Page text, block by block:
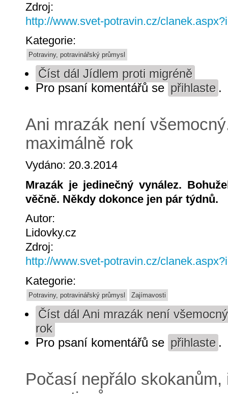
Zdroj:
http://www.svet-potravin.cz/
Kategorie:
Potraviny, potravinářský průmysl
Číst dál Jídlem proti migréně
Pro psaní komentářů se přihlaste .
Ani mrazák není
maximálně rok
Vydáno: 20.3.2014
Mrazák je jedinečný vynález.
věčně. Někdy dokonce jen pár týdnů.
Autor:
Lidovky.cz
Zdroj:
http://www.svet-potravin.cz/
Kategorie:
Potraviny, potravinářský průmysl Zajímavosti
Číst dál Ani mrazák není
rok
Pro psaní komentářů se přihlaste .
Počasí nepřálo skokanům,